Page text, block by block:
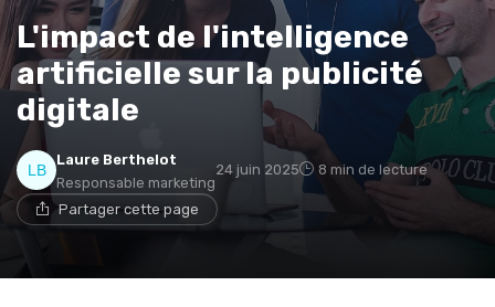
L'impact de l'intelligence
artificielle sur la publicité
digitale
Laure Berthelot
Responsable marketing
24 juin 2025 8 min de lecture
Partager cette page